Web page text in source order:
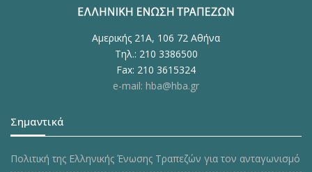
Αμερικής 21Α, 106 72 Αθήνα
Τηλ.: 210 3386500
Fax: 210 3615324
e-mail: hba@hba.gr
Σημαντικά
Πολιτική της Ελληνικής Ένωσης Τραπεζών για τον ανταγωνισμό